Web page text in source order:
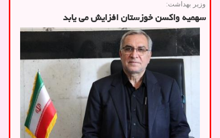
وزیر بهداشت:
سهمیه واکسن خوزستان افزایش می یابد